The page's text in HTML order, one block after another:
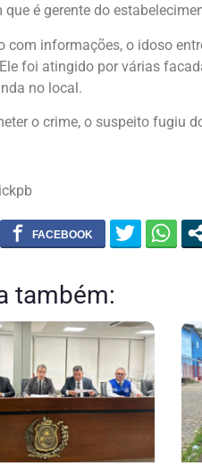
que é gerente do
com informações, o idoso
foi atingido por várias
no local.
o crime, o suspeito fugiu
também: